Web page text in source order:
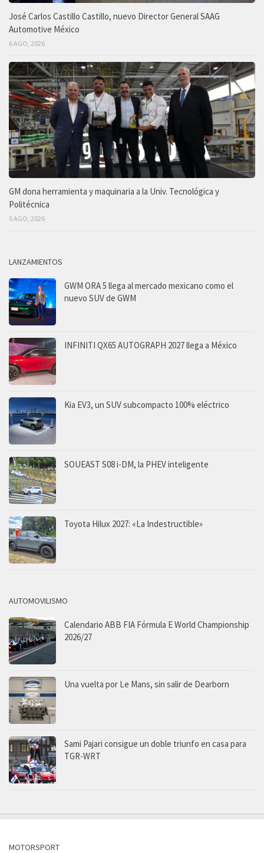
José Carlos Castillo Castillo, nuevo Director General SAAG
Automotive México
6 AGO, 2026
GM dona herramienta y maquinaria a la Univ. Tecnológica y
Politécnica
5 AGO, 2026
LANZAMIENTOS
GWM ORA 5 llega al mercado mexicano como el
nuevo SUV de GWM
INFINITI QX65 AUTOGRAPH 2027 llega a México
Kia EV3, un SUV subcompacto 100% eléctrico
SOUEAST S08 i-DM, la PHEV inteligente
Toyota Hilux 2027: «La Indestructible»
AUTOMOVILISMO
Calendario ABB FIA Fórmula E World Championship
2026/27
Una vuelta por Le Mans, sin salir de Dearborn
Sami Pajari consigue un doble triunfo en casa para
TGR-WRT
MOTORSPORT